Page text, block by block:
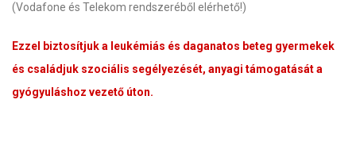
(Vodafone és Telekom rendszeréből elérhető!)
Ezzel biztosítjuk a leukémiás és daganatos beteg gyermekek
és családjuk szociális segélyezését, anyagi támogatását a
gyógyuláshoz vezető úton.